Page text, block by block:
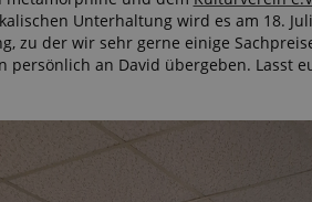
Unterhaltung wird es am 18.
zu der wir sehr gerne einige
persönlich an David übergeben. Lasst
/
Laufzeit Beschreibung
Enables remembering the
Google-